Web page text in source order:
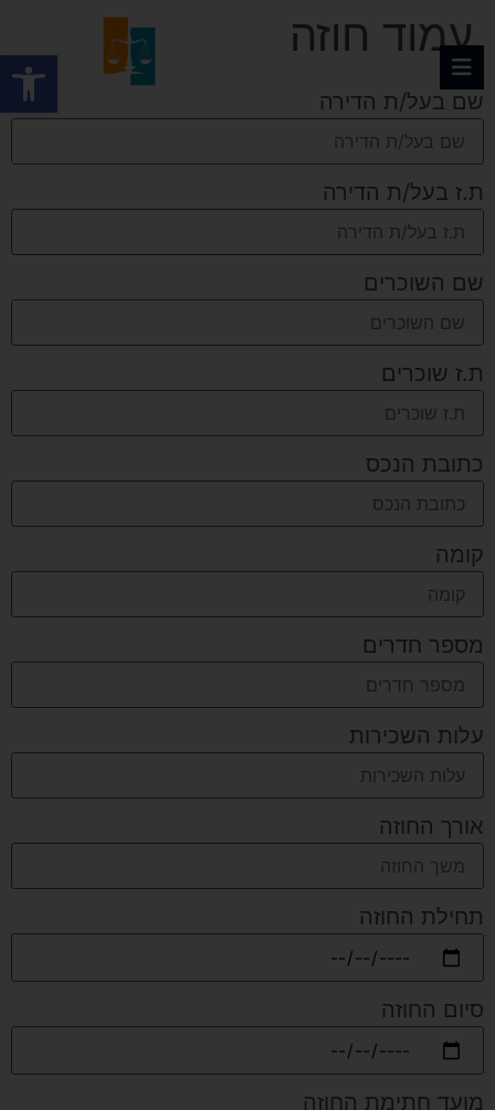
עמוד חוזה
שם בעל/ת הדירה
ת.ז בעל/ת הדירה
שם השוכרים
ת.ז שוכרים
כתובת הנכס
קומה
מספר חדרים
עלות השכירות
אורך החוזה
תחילת החוזה
סיום החוזה
מועד חתימת החוזה